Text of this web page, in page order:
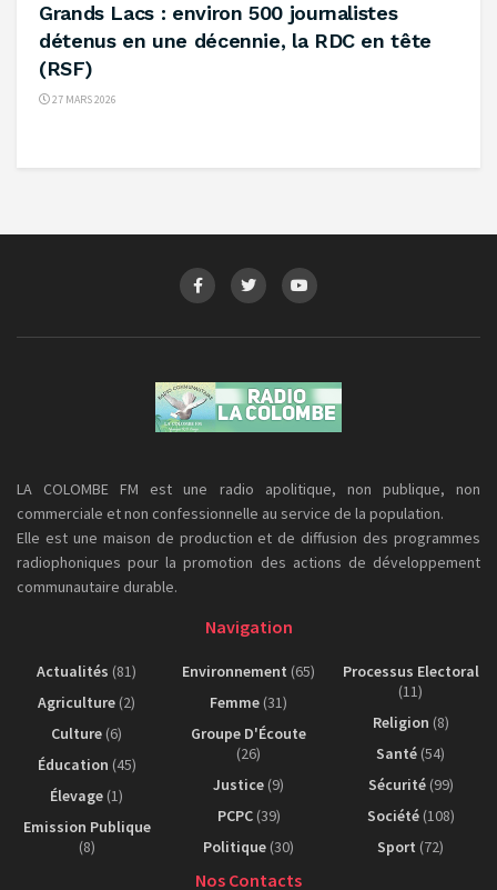
‎Grands Lacs : environ 500 journalistes
détenus en une décennie, la RDC en tête
(RSF) ‎
27 MARS 2026
LA COLOMBE FM est une radio apolitique, non publique, non
commerciale et non confessionnelle au service de la population.
Elle est une maison de production et de diffusion des programmes
radiophoniques pour la promotion des actions de développement
communautaire durable.
Navigation
Actualités (81)
Agriculture (2)
Culture (6)
Éducation (45)
Élevage (1)
Emission Publique
(8)
Environnement (65)
Femme (31)
Groupe D'Écoute
(26)
Justice (9)
PCPC(39)
Politique (30)
Processus Electoral
(11)
Religion (8)
Santé (54)
Sécurité(99)
Société(108)
Sport (72)
Nos Contacts